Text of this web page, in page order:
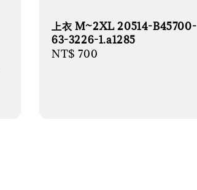
上衣 M~2XL 20514-B45700-
63-3226-1.a1285
Regular
NT$ 700